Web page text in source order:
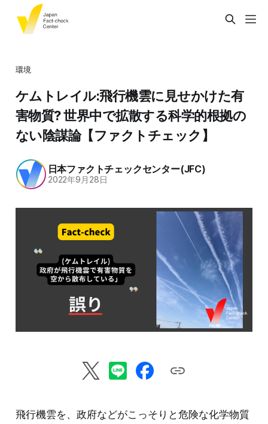
環境
ケムトレイル:飛行機雲に見せかけた有
害物質? 世界中で拡散する科学的根拠の
ない陰謀論【ファクトチェック】
日本ファクトチェックセンター(JFC)
2022年9月28日
飛行機雲を、政府などがこっそりと危険な化学物質